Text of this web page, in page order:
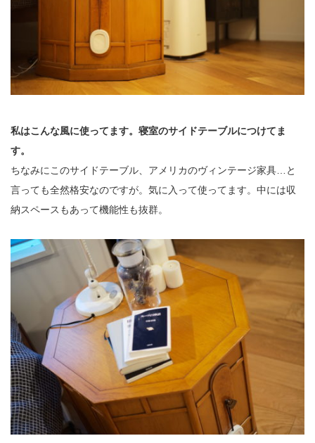
私はこんな風に使ってます。寝室のサイドテーブルにつけてま
す。
ちなみにこのサイドテーブル、アメリカのヴィンテージ家具…と
言っても全然格安なのですが。気に入って使ってます。中には収
納スペースもあって機能性も抜群。